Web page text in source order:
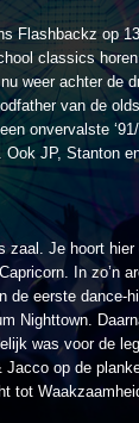
Flashbackz op
classics
weer achter de
van de
onvervalste
JP, Stanton
zaal. Je hoort
In zo’n
eerste dance-
Nighttown.
was voor de
op de
tot